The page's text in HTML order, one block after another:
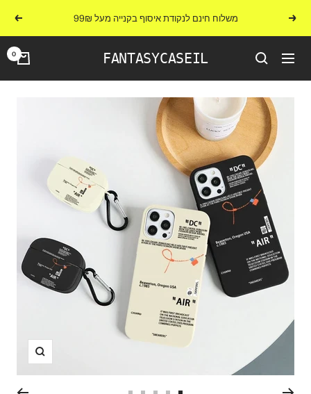
לתוכןהקודם משלוח חינם לנקודת איסוף בקנייה מעל 99₪ הבא
ניווט FANTASYCASEIL
0
תקריב